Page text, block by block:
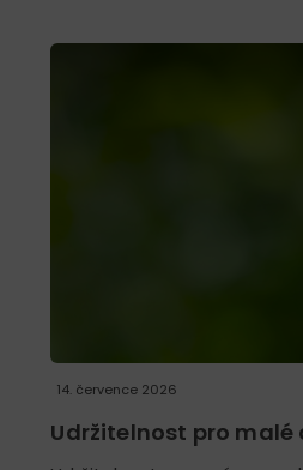
14. července 2026
Udržitelnost pro